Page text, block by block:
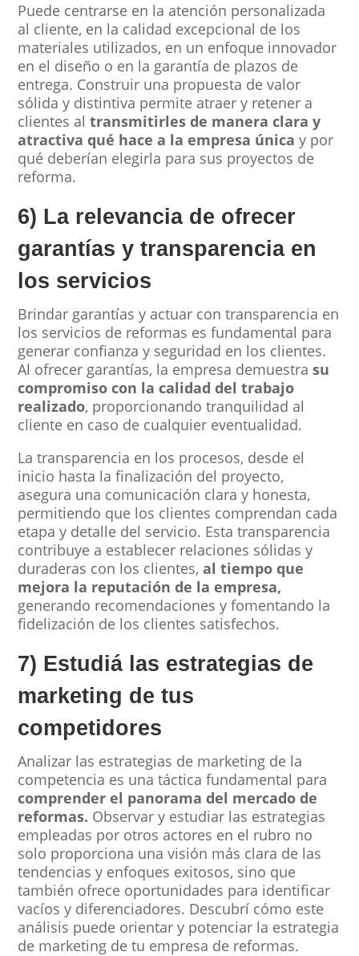
Puede centrarse en la atención personalizada
al cliente, en la calidad excepcional de los
materiales utilizados, en un enfoque innovador
en el diseño o en la garantía de plazos de
entrega. Construir una propuesta de valor
sólida y distintiva permite atraer y retener a
clientes altransmitirles de manera clara y
atractiva qué hace a la empresa únicay por
qué deberían elegirla para sus proyectos de
reforma.
6) La relevancia de ofrecer
garantías y transparencia en
los servicios
Brindar garantías y actuar con transparencia en
los servicios de reformas es fundamental para
generar confianza y seguridad en los clientes.
Al ofrecer garantías, la empresa demuestra su
compromiso con la calidad del trabajo
realizado, proporcionando tranquilidad al
cliente en caso de cualquier eventualidad.
La transparencia en los procesos, desde el
inicio hasta la finalización del proyecto,
asegura una comunicación clara y honesta,
permitiendo que los clientes comprendan cada
etapa y detalle del servicio. Esta transparencia
contribuye a establecer relaciones sólidas y
duraderas con los clientes,al tiempo que
mejora la reputación de la empresa,
generando recomendaciones y fomentando la
fidelización de los clientes satisfechos.
7) Estudiá las estrategias de
marketing de tus
competidores
Analizar las estrategias de marketing de la
competencia es una táctica fundamental para
comprender el panorama del mercado de
reformas. Observar y estudiar las estrategias
empleadas por otros actores en el rubro no
solo proporciona una visión más clara de las
tendencias y enfoques exitosos, sino que
también ofrece oportunidades para identificar
vacíos y diferenciadores. Descubrí cómo este
análisis puede orientar y potenciar la estrategia
de marketing de tu empresa de reformas.